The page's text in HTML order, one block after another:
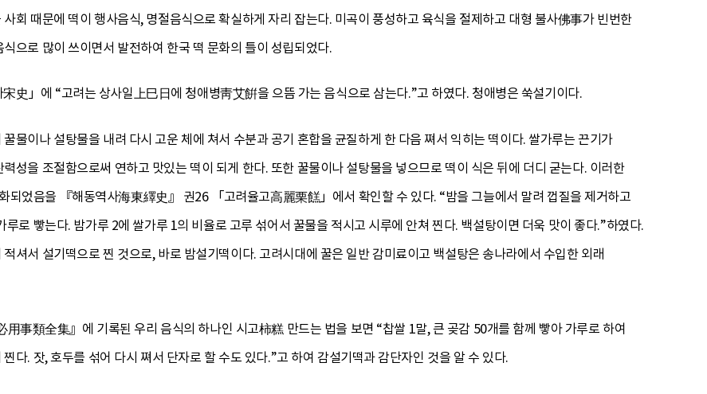
회 때문에 떡이 행사음식, 명절음식으로 확실하게 자리 잡는다. 미곡이 풍성하고 육식을 절제하고 대형 불사佛事가 빈번한
으로 많이 쓰이면서 발전하여 한국 떡 문화의 틀이 성립되었다.
史」에 “고려는 상사일上巳日에 청애병靑艾餠을 으뜸 가는 음식으로 삼는다.”고 하였다. 청애병은 쑥설기이다.
물이나 설탕물을 내려 다시 고운 체에 쳐서 수분과 공기 혼합을 균질하게 한 다음 쪄서 익히는 떡이다. 쌀가루는 끈기가
성을 조절함으로써 연하고 맛있는 떡이 되게 한다. 또한 꿀물이나 설탕물을 넣으므로 떡이 식은 뒤에 더디 굳는다. 이러한
되었음을 『해동역사海東繹史』 권26 「고려율고高麗栗餻」에서 확인할 수 있다. “밤을 그늘에서 말려 껍질을 제거하고
로 빻는다. 밤가루 2에 쌀가루 1의 비율로 고루 섞어서 꿀물을 적시고 시루에 안쳐 찐다. 백설탕이면 더욱 맛이 좋다.”하였다.
셔서 설기떡으로 찐 것으로, 바로 밤설기떡이다. 고려시대에 꿀은 일반 감미료이고 백설탕은 송나라에서 수입한 외래
事類全集』에 기록된 우리 음식의 하나인 시고柿糕 만드는 법을 보면 “찹쌀 1말, 큰 곶감 50개를 함께 빻아 가루로 하여
다. 잣, 호두를 섞어 다시 쪄서 단자로 할 수도 있다.”고 하여 감설기떡과 감단자인 것을 알 수 있다.